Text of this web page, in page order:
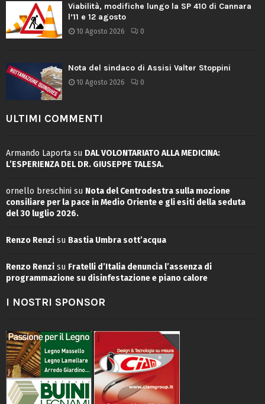
Viabilità, modifiche lungo la SP 410 di Cannara
l’11 e 12 agosto
10 Agosto 2026 0
Nota del sindaco di Assisi Valter Stoppini
10 Agosto 2026 0
ULTIMI COMMENTI
Armando Laporta su DAL VOLONTARIATO ALLA MEDICINA:
L’ESPERIENZA DEL DR. GIUSEPPE TALESA.
ornello breschini su Nota del Centrodestra sulla mozione
consiliare per la pace in Medio Oriente e gli esiti della seduta
del 30 luglio 2026.
Renzo Renzi su Bastia Umbra sott’acqua
Renzo Renzi su Fratelli d’Italia denuncia l’assenza di
programmazione su disinfestazione e piano calore
I NOSTRI SPONSOR